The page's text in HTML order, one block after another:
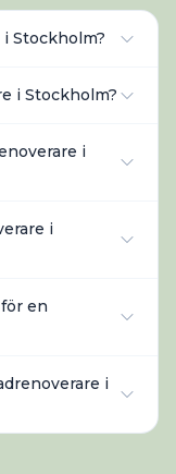
Stockholm?
i Stockholm?
i
i
en
i